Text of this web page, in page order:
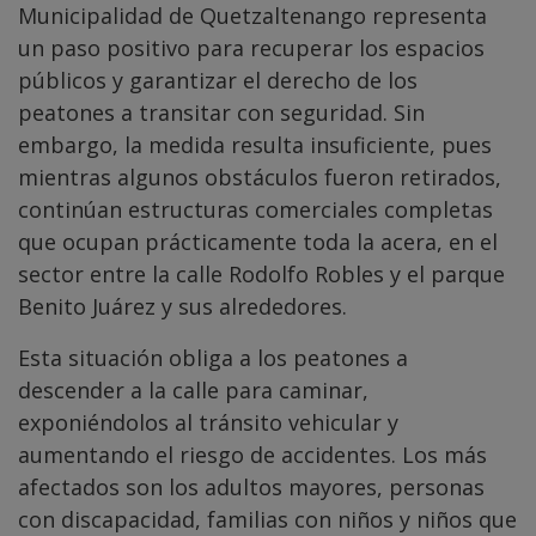
Municipalidad de Quetzaltenango representa
un paso positivo para recuperar los espacios
públicos y garantizar el derecho de los
peatones a transitar con seguridad. Sin
embargo, la medida resulta insuficiente, pues
mientras algunos obstáculos fueron retirados,
continúan estructuras comerciales completas
que ocupan prácticamente toda la acera, en el
sector entre la calle Rodolfo Robles y el parque
Benito Juárez y sus alrededores.
Esta situación obliga a los peatones a
descender a la calle para caminar,
exponiéndolos al tránsito vehicular y
aumentando el riesgo de accidentes. Los más
afectados son los adultos mayores, personas
con discapacidad, familias con niños y niños que